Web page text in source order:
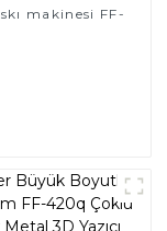
makinesi FF-